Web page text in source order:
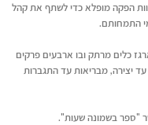
הפקה מופלא כדי לשתף את קהל
כלים מרתק ובו ארבעים פרקים
יצירה, מבריאות עד התגברות
בשמונה שעות".